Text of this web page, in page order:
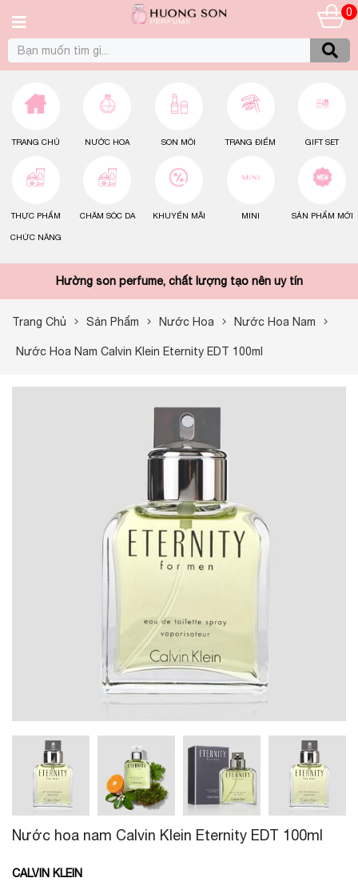
0
TRANG CHỦ NƯỚC HOA SON MÔI TRANG ĐIỂM GIFT SET
THỰC PHẨM
CHỨC NĂNG
CHĂM SÓC DA KHUYẾN MÃI MINI SẢN PHẨM MỚI
Hường son perfume, chất lượng tạo nên uy tín
Trang Chủ Sản Phẩm Nước Hoa Nước Hoa Nam
Nước Hoa Nam Calvin Klein Eternity EDT 100ml
Nước hoa nam Calvin Klein Eternity EDT 100ml
CALVIN KLEIN